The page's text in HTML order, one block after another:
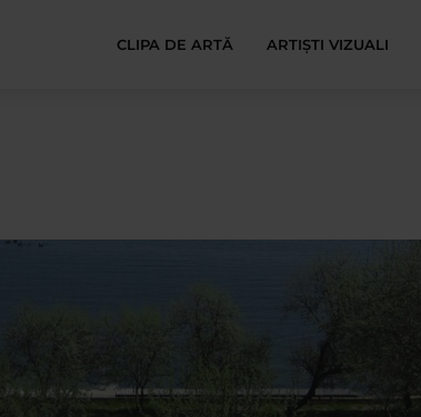
CLIPA DE ARTĂ ARTIȘTI VIZUALI